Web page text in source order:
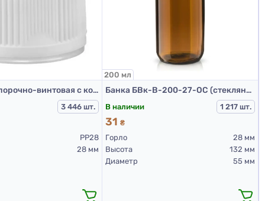
Крышка укупорочно-винтовая с контролем первого открытия тип 1.4Д(А) 01 белая
3 446 шт.
PP28
28 мм
200 мл
Банка БВк-В-200-27-ОС (стеклянные флаконы 200 мл)
В наличии 1 217 шт.
31 ₴
Горло
28 мм
Высота
132 мм
Диаметр
55 мм